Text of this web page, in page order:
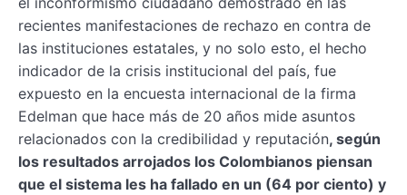
recientes manifestaciones de rechazo en contra de
las instituciones estatales, y no solo esto, el hecho
indicador de la crisis institucional del país, fue
expuesto en la encuesta internacional de la firma
Edelman que hace más de 20 años mide asuntos
relacionados con la credibilidad y reputación, según
los resultados arrojados los Colombianos piensan
que el sistema les ha fallado en un (64 por ciento) y